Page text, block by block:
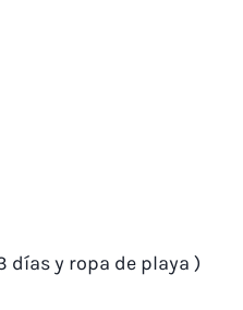
días y ropa de playa )